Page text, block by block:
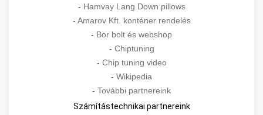
- Hamvay Lang Down pillows
- Amarov Kft. konténer rendelés
- Bor bolt és webshop
- Chiptuning
- Chip tuning video
- Wikipedia
- További partnereink
Számítástechnikai partnereink